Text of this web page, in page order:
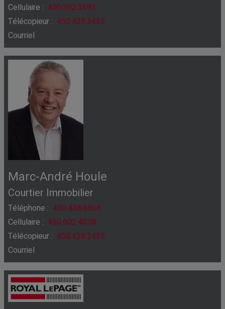
Cellulaire : 450.592.3693
Télécopieur : 450.438.3435
Courriel
Marc-André Houle
Courtier Immobilier
Téléphone : 450.438.6868
Cellulaire : 450.602.4018
Télécopieur : 450.438.3435
Courriel